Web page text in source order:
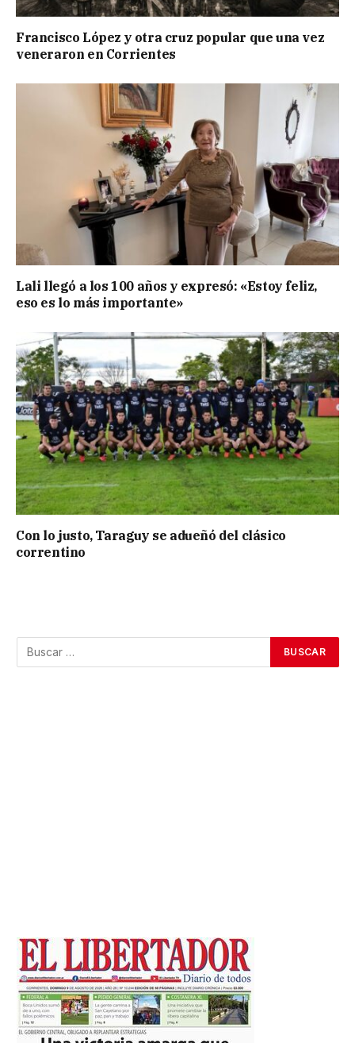
Francisco López y otra cruz popular que una vez
veneraron en Corrientes
Lali llegó a los 100 años y expresó: «Estoy feliz,
eso es lo más importante»
Con lo justo, Taraguy se adueñó del clásico
correntino